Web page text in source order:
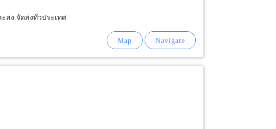
ส่ง จัดส่งทั่วประเทศ